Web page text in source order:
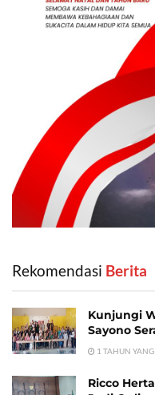
Rekomendasi ‎ Berita
Kunjungi
Sayono
1 TAHUN
Ricco